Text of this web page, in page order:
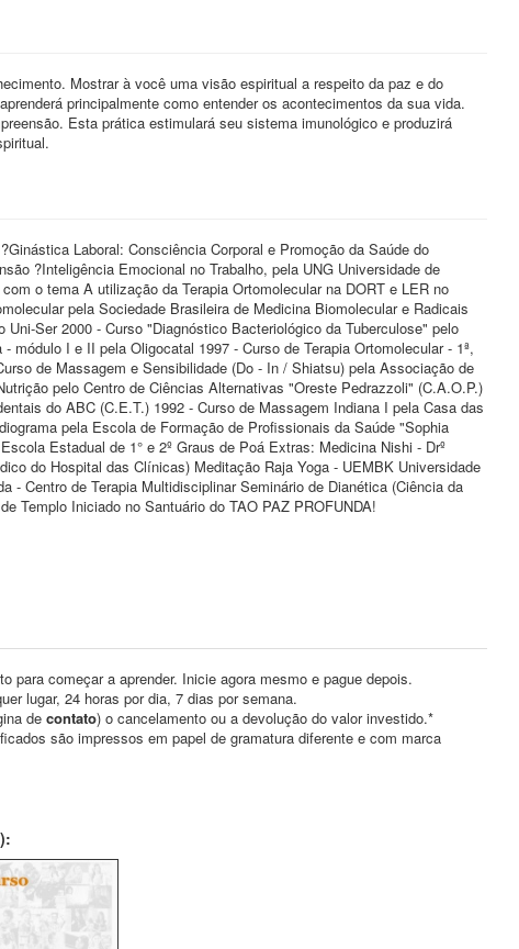
Mostrar à você uma visão espiritual a respeito da paz e do
principalmente como entender os acontecimentos da sua vida.
Esta prática estimulará seu sistema imunológico e produzirá
Laboral: Consciência Corporal e Promoção da Saúde do
?Inteligência Emocional no Trabalho, pela UNG Universidade de
o tema A utilização da Terapia Ortomolecular na DORT e LER no
pela Sociedade Brasileira de Medicina Biomolecular e Radicais
Ser 2000 - Curso "Diagnóstico Bacteriológico da Tuberculose" pelo
I e II pela Oligocatal 1997 - Curso de Terapia Ortomolecular - 1ª,
de Massagem e Sensibilidade (Do - In / Shiatsu) pela Associação de
pelo Centro de Ciências Alternativas "Oreste Pedrazzoli" (C.A.O.P.)
do ABC (C.E.T.) 1992 - Curso de Massagem Indiana I pela Casa das
pela Escola de Formação de Profissionais da Saúde "Sophia
Estadual de 1° e 2º Graus de Poá Extras: Medicina Nishi - Drº
do Hospital das Clínicas) Meditação Raja Yoga - UEMBK Universidade
- Centro de Terapia Multidisciplinar Seminário de Dianética (Ciência da
Templo Iniciado no Santuário do TAO PAZ PROFUNDA!
para começar a aprender. Inicie agora mesmo e pague depois.
lugar, 24 horas por dia, 7 dias por semana.
de contato) o cancelamento ou a devolução do valor investido.*
são impressos em papel de gramatura diferente e com marca